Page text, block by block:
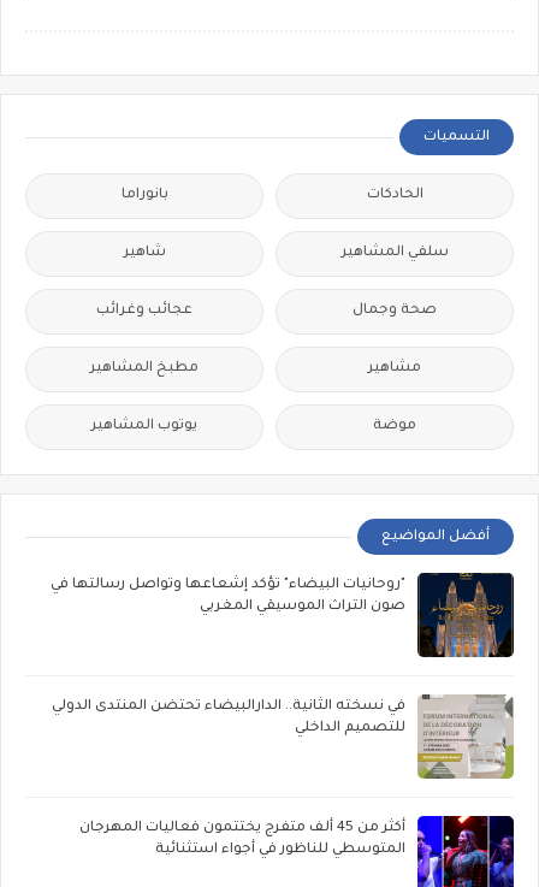
التسميات
الحادكات بانوراما
سلفي المشاهير شاهير
صحة وجمال عجائب وغرائب
مشاهير مطبخ المشاهير
موضة يوتوب المشاهير
أفضل المواضيع
"روحانيات البيضاء" تؤكد إشعاعها وتواصل رسالتها في
صون التراث الموسيقي المغربي
في نسخته الثانية.. الدارالبيضاء تحتضن المنتدى الدولي
للتصميم الداخلي
أكثر من 45 ألف متفرج يختتمون فعاليات المهرجان
المتوسطي للناظور في أجواء استثنائية